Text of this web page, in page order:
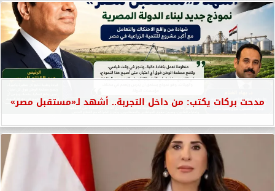
مدحت بركات يكتب: من داخل التجربة.. أشهد لـ«مستقبل مصر»